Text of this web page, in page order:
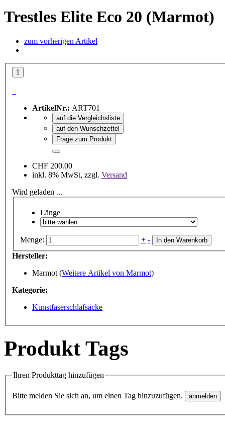
Trestles Elite Eco 20 (Marmot)
zum vorherigen Artikel
ArtikelNr.: ART701
auf die Vergleichsliste
auf den Wunschzettel
Frage zum Produkt
CHF 200.00
inkl. 8% MwSt, zzgl. Versand
Wird geladen ...
Länge
Menge: + - In den Warenkorb
Hersteller:
Marmot (Weitere Artikel von Marmot)
Kategorie:
Kunstfaserschlafsäcke
Produkt Tags
Ihren Produkttag hinzufügen
Bitte melden Sie sich an, um einen Tag hinzuzufügen.